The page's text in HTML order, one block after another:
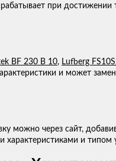
при достижении
BF 230 B 10, Lufberg
и может
можно через сайт,
характеристиками и типом